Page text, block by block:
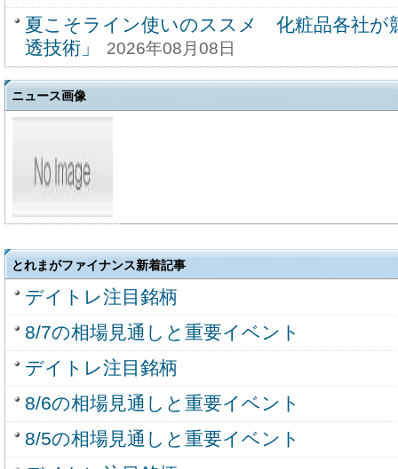
夏こそライン使いのススメ 化粧品各社が
透技術」
2026年08月08日
ニュース画像
とれまがファイナンス新着記事
デイトレ注目銘柄
8/7の相場見通しと重要イベント
デイトレ注目銘柄
8/6の相場見通しと重要イベント
8/5の相場見通しと重要イベント